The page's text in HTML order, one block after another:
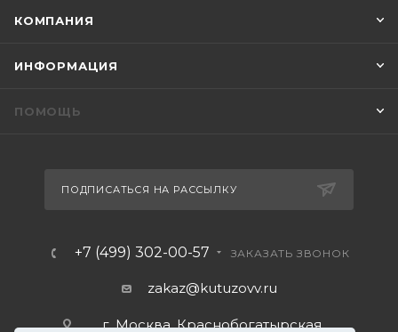
КОМПАНИЯ
ИНФОРМАЦИЯ
ПОМОЩЬ
ПОДПИСАТЬСЯ НА РАССЫЛКУ
+7 (499) 302-00-57 ЗАКАЗАТЬ ЗВОНОК
zakaz@kutuzovv.ru
г. Москва, Краснобогатырская